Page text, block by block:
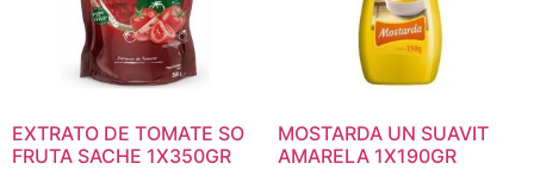
EXTRATO DE TOMATE SO
FRUTA SACHE 1X350GR
MOSTARDA UN SUAVIT
AMARELA 1X190GR